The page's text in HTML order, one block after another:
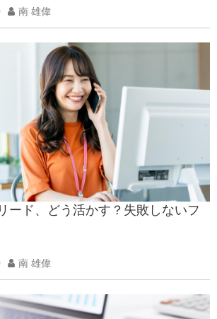
南 雄偉
ード、どう活かす？失敗しないフ
南 雄偉